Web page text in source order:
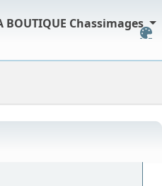
BOUTIQUE Chassimages